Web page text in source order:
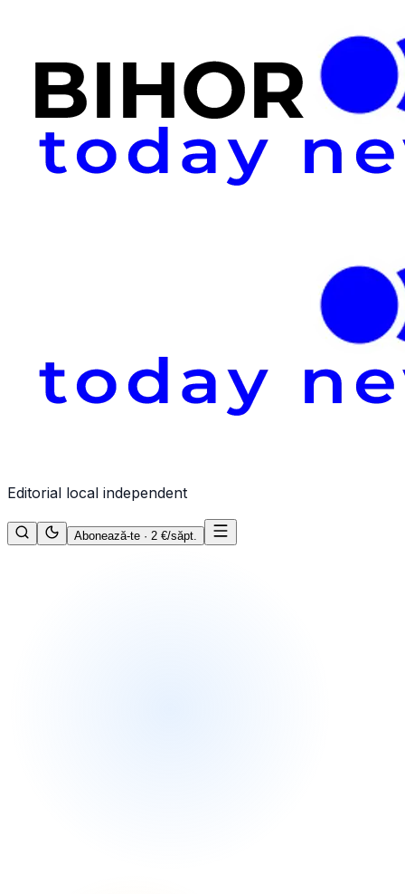
Editorial local independent
Abonează-te · 2 €/săpt.